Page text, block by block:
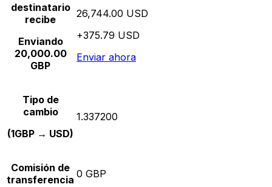
destinatario
recibe
Enviando
20,000.00
GBP
26,744.00 USD
+375.79 USD
Enviar ahora
Tipo de
cambio
(1GBP → USD)
1.337200
Comisión de
transferencia 0 GBP